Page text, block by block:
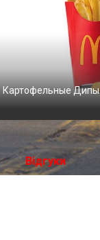
Картофельные Дипы
Відгуки